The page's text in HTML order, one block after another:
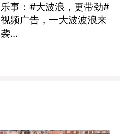
乐事：#大波浪，更带劲#
视频广告，一大波波浪来
袭...